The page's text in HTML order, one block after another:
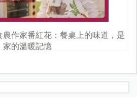
農作家番紅花：餐桌上的味道，是
家的溫暖記憶